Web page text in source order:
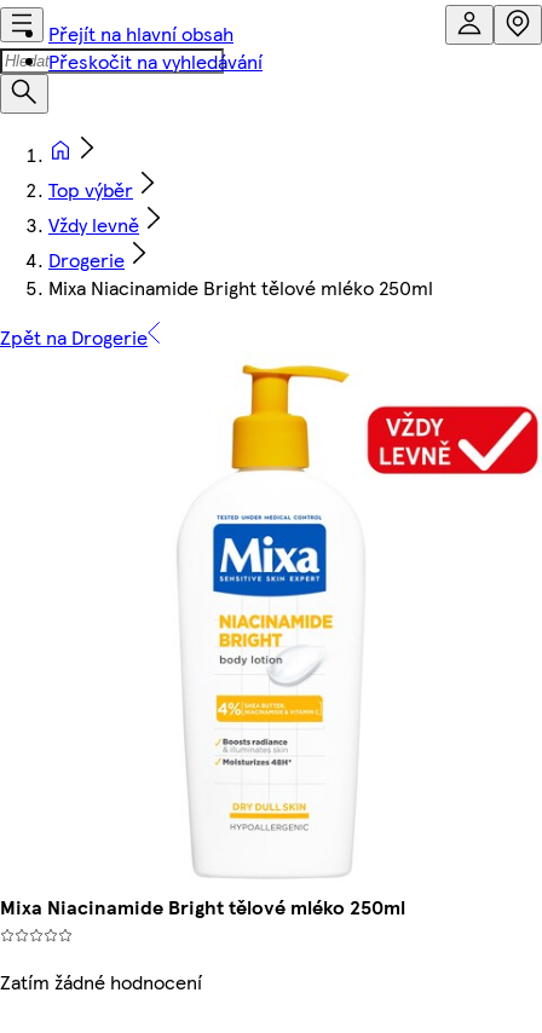
Přejít na hlavní obsah
Přeskočit na vyhledávání
Top výběr
Vždy levně
Drogerie
Mixa Niacinamide Bright tělové mléko 250ml
Zpět na Drogerie
Mixa Niacinamide Bright tělové mléko 250ml
Zatím žádné hodnocení